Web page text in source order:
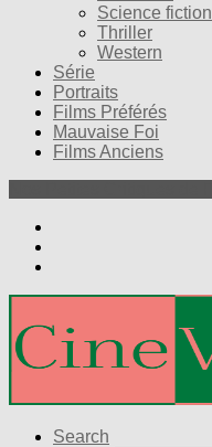
Science fiction
Thriller
Western
Série
Portraits
Films Préférés
Mauvaise Foi
Films Anciens
Search